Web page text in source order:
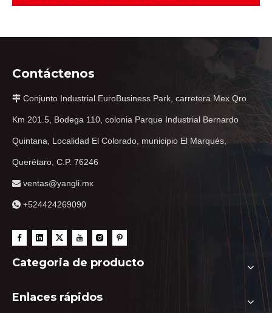
Contáctenos
 Conjunto Industrial EuroBusiness Park, carretera Mex Qro
Km 201.5, Bodega 110, colonia Parque Industrial Bernardo
Quintana, Localidad El Colorado, municipio El Marqués,
Querétaro, C.P. 76246
 ventas@yangli.mx
 +524424269090
Categoria de producto
Enlaces rápidos